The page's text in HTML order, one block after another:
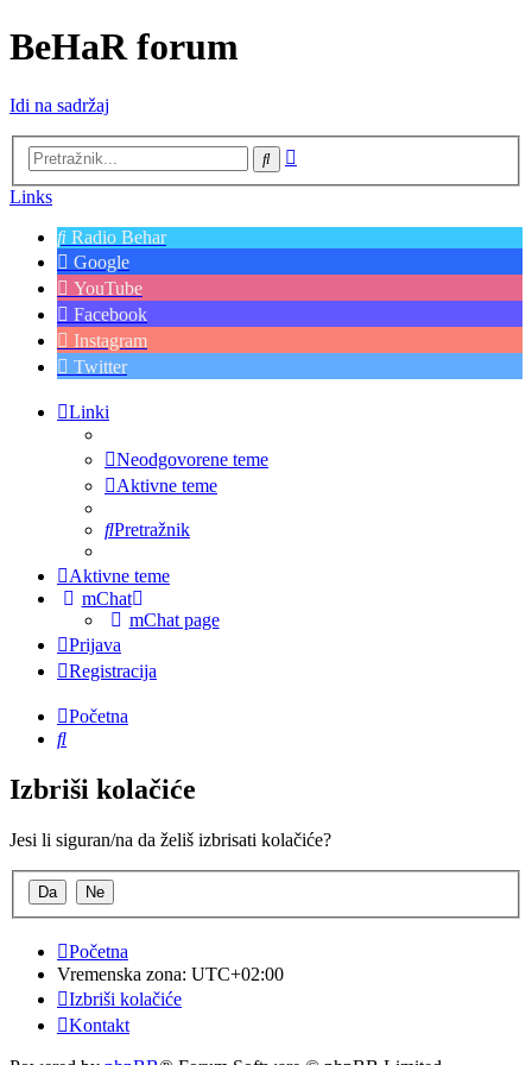
BeHaR forum
Idi na sadržaj
Pretražnik
Links
Radio Behar
Google
YouTube
Facebook
Instagram
Twitter
Linki
Neodgovorene teme
Aktivne teme
Pretražnik
Aktivne teme
mChat
mChat page
Prijava
Registracija
Početna
Pretražnik
Izbriši kolačiće
Jesi li siguran/na da želiš izbrisati kolačiće?
Početna
Vremenska zona: UTC+02:00
Izbriši kolačiće
Kontakt